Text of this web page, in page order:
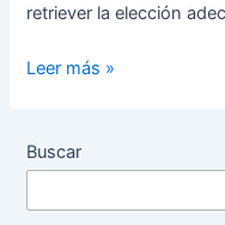
retriever la elección
¿Para
adecuado
el
golden
Leer más »
Buscar